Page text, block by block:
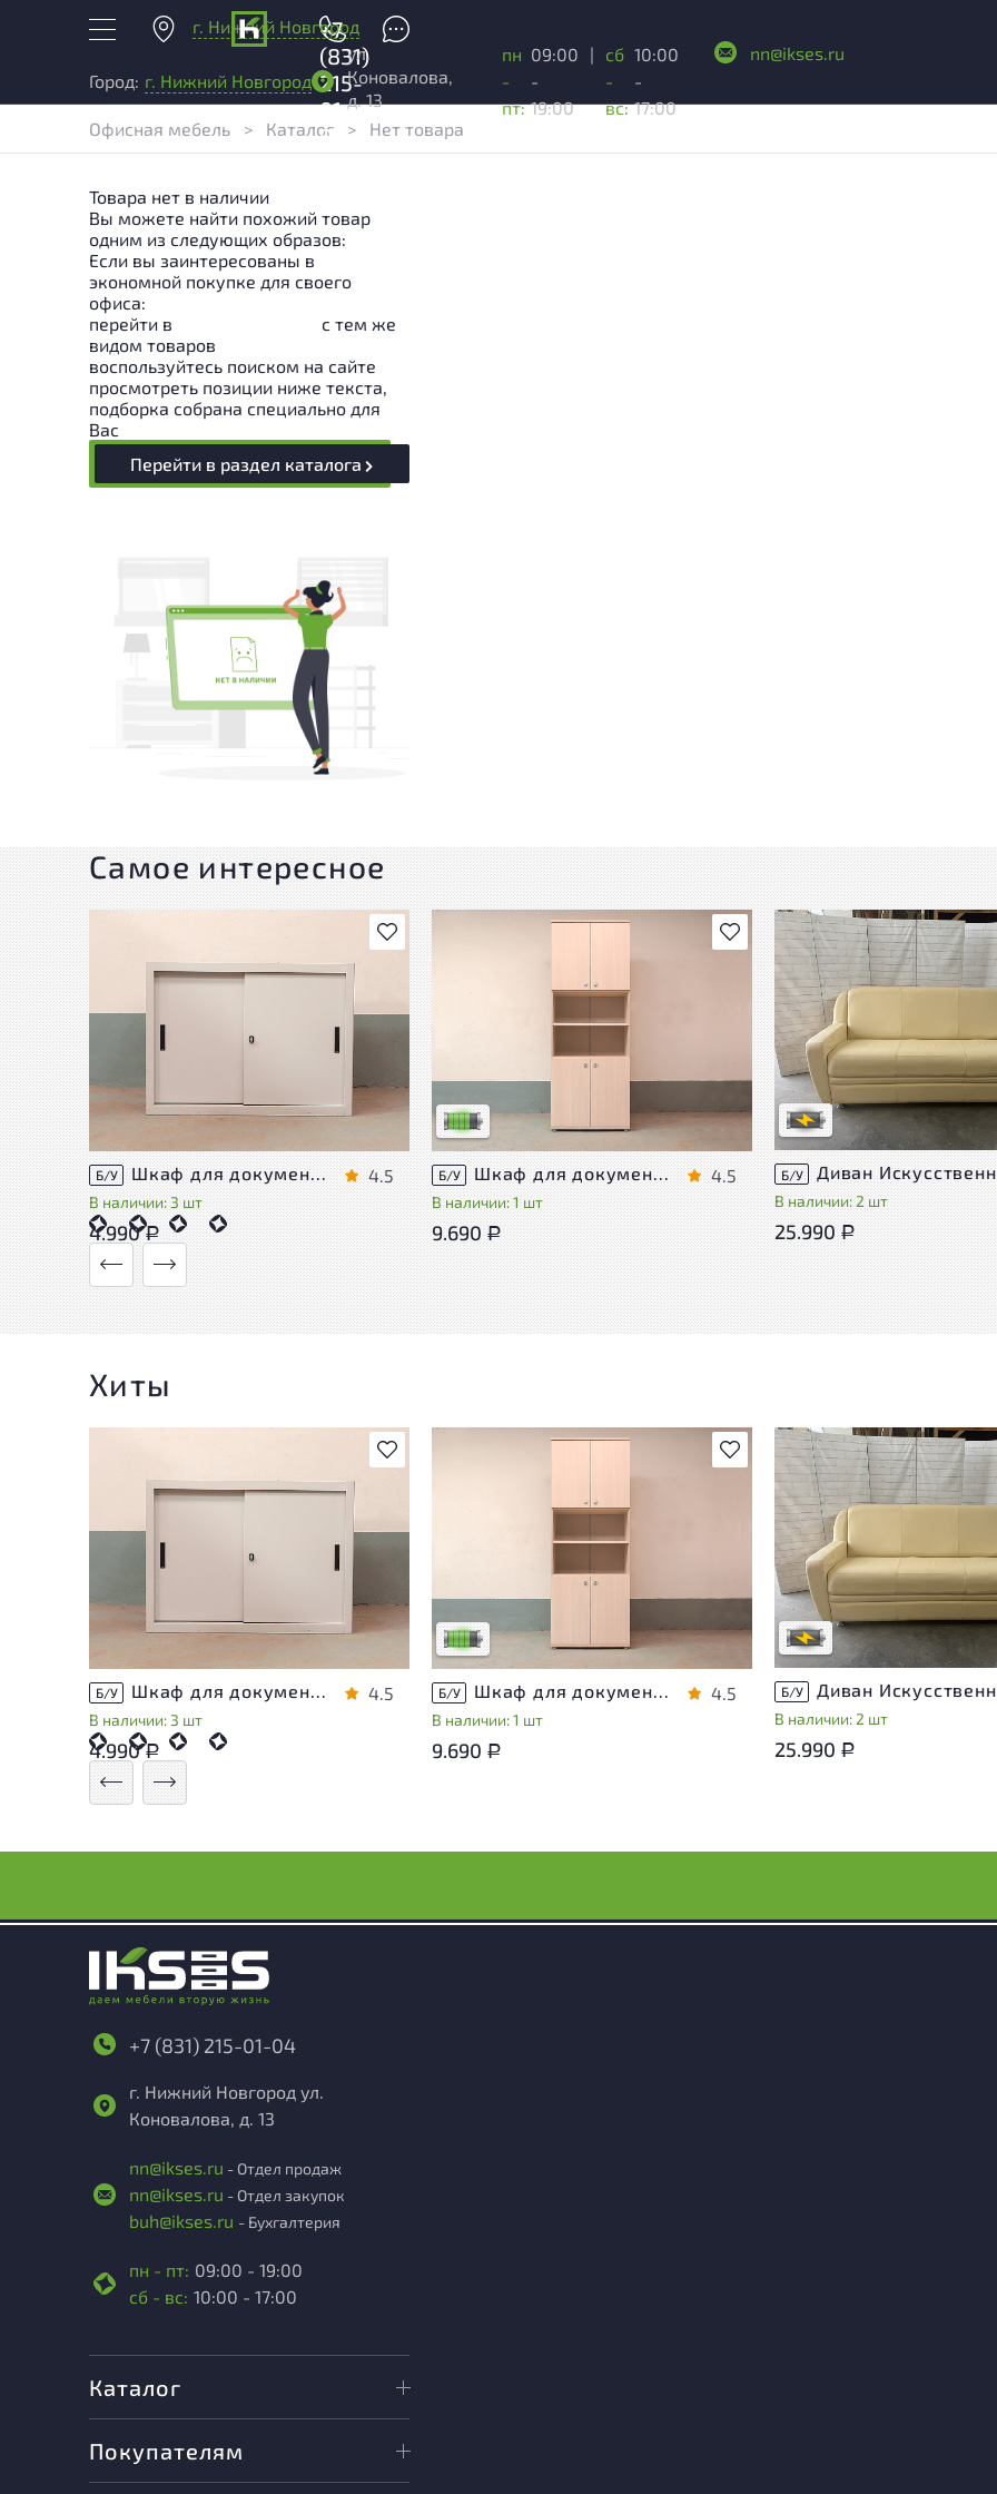
г. Нижний Новгород
+7
(831)
215-
01-
04
Город: г. Нижний Новгород
ул.
Коновалова,
д. 13
пн
-
пт:
09:00
-
19:00
|
сб
-
вс:
10:00
-
17:00
nn@ikses.ru
Офисная мебель > Каталог > Нет товара
Товара нет в наличии
Вы можете найти похожий товар
одним из следующих образов:
Если вы заинтересованы в
экономной покупке для своего
офиса:
перейти в
с тем же
видом товаров
воспользуйтесь поиском на сайте
просмотреть позиции ниже текста,
подборка собрана специально для
Вас
Перейти в раздел каталога
Самое интересное
В избранное
Б/У
В наличии: 3 шт
4.5
4.990Р
В избранное
У товара присутствуют незначительные
следы эксплуатации, не влияющие на
удобство его использования
Низкая степень износа
Б/У
В наличии: 1 шт
4.5
9.690 Р
Степень износа находится на
проверки. Вы можете уточнить
дополнительную информацию
сотрудников магазина
В обработке
Б/У
В наличии: 2 шт
25.990 Р
Хиты
В избранное
Б/У
В наличии: 3 шт
4.5
4.990Р
В избранное
У товара присутствуют незначительные
следы эксплуатации, не влияющие на
удобство его использования
Низкая степень износа
Б/У
В наличии: 1 шт
4.5
9.690 Р
Степень износа находится на
проверки. Вы можете уточнить
дополнительную информацию
сотрудников магазина
В обработке
Б/У
В наличии: 2 шт
25.990 Р
+7 (831) 215-01-04
г. Нижний Новгород ул.
Коновалова, д. 13
nn@ikses.ru - Отдел продаж
nn@ikses.ru - Отдел закупок
buh@ikses.ru - Бухгалтерия
пн - пт: 09:00 - 19:00
сб - вс: 10:00 - 17:00
Каталог
Покупателям